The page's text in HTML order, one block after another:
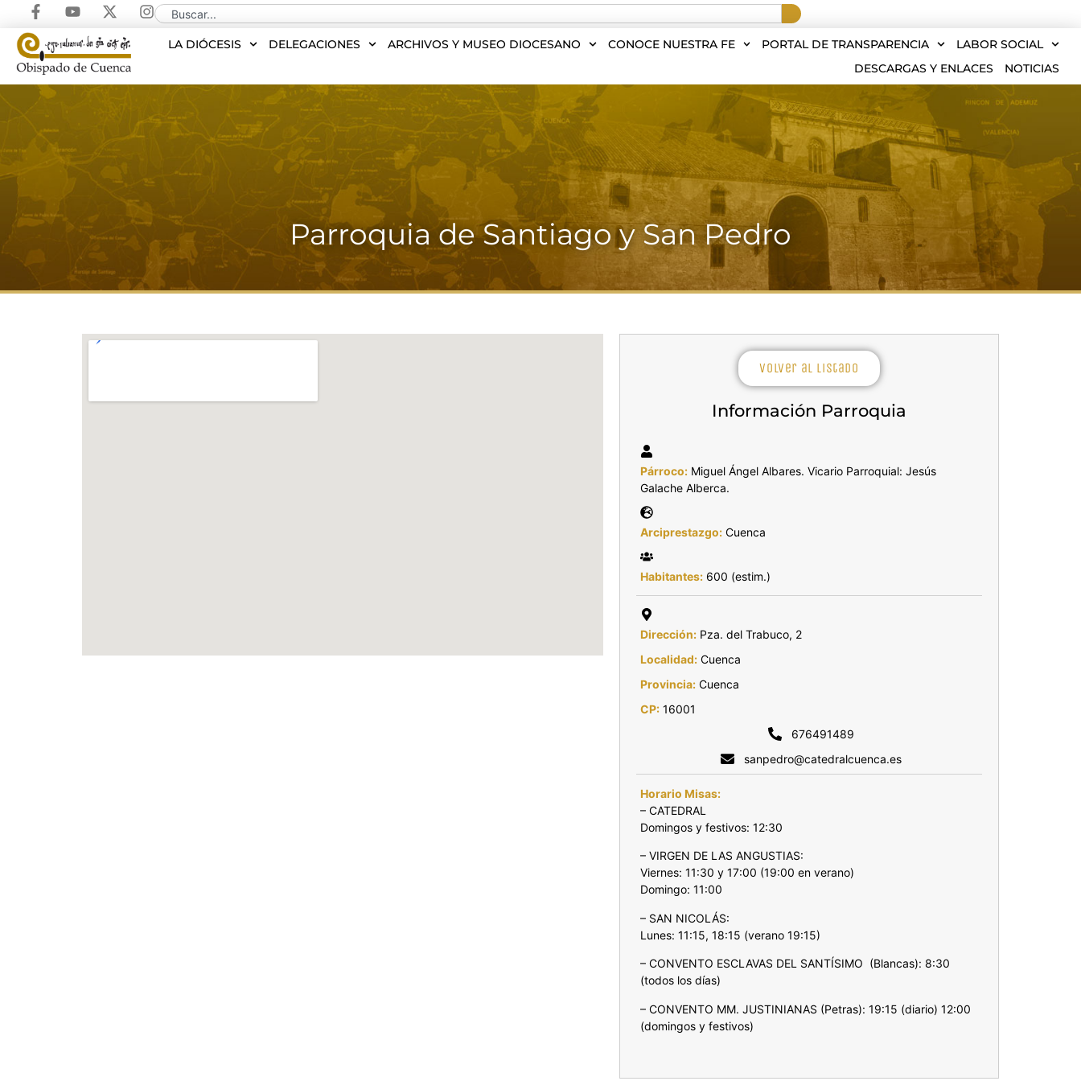
LA DIÓCESIS DELEGACIONES ARCHIVOS Y MUSEO DIOCESANO CONOCE NUESTRA FE PORTAL DE TRANSPARENCIA
LABOR SOCIAL
DESCARGAS Y ENLACES
NOTICIAS
Parroquia de Santiago y San Pedro
Volver al listado
Información Parroquia
Párroco: Miguel Ángel Albares. Vicario Parroquial: Jesús
Galache Alberca.
Arciprestazgo: Cuenca
Habitantes: 600 (estim.)
Dirección: Pza. del Trabuco, 2
Localidad: Cuenca
Provincia: Cuenca
CP: 16001
676491489
sanpedro@catedralcuenca.es
Horario Misas:
– CATEDRAL
Domingos y festivos: 12:30
– VIRGEN DE LAS ANGUSTIAS:
Viernes: 11:30 y 17:00 (19:00 en verano)
Domingo: 11:00
– SAN NICOLÁS:
Lunes: 11:15, 18:15 (verano 19:15)
– CONVENTO ESCLAVAS DEL SANTÍSIMO (Blancas): 8:30
(todos los días)
– CONVENTO MM. JUSTINIANAS (Petras): 19:15 (diario) 12:00
(domingos y festivos)